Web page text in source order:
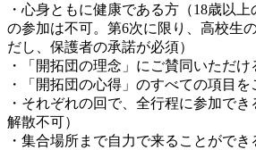
・心身ともに健康である方（18歳以
の参加は不可。第6次に限り、高校生
だし、保護者の承諾が必須）
・「開拓団の理念」にご賛同いただけ
・「開拓団の心得」のすべての項目
・それぞれの回で、全行程に参加で
解散不可）
・集合場所まで自力で来ることができ